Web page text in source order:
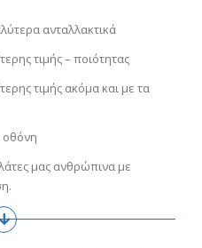
ανταλλακτικά
τιμής – ποιότητας
τιμής ακόμα και με τα
οθόνη
μας ανθρώπινα με